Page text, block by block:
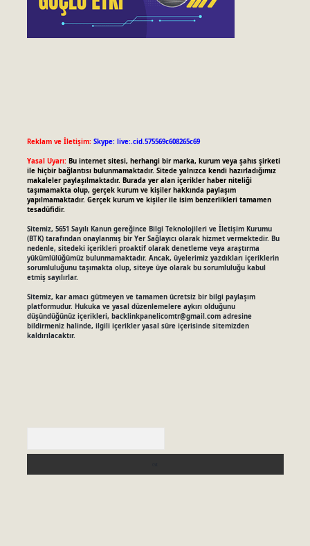
Reklam ve İletişim: Skype: live:.cid.575569c608265c69
Yasal Uyarı: Bu internet sitesi, herhangi bir marka, kurum veya şahıs şirketi
ile hiçbir bağlantısı bulunmamaktadır. Sitede yalnızca kendi hazırladığımız
makaleler paylaşılmaktadır. Burada yer alan içerikler haber niteliği
taşımamakta olup, gerçek kurum ve kişiler hakkında paylaşım
yapılmamaktadır. Gerçek kurum ve kişiler ile isim benzerlikleri tamamen
tesadüfidir.
Sitemiz, 5651 Sayılı Kanun gereğince Bilgi Teknolojileri ve İletişim Kurumu
(BTK) tarafından onaylanmış bir Yer Sağlayıcı olarak hizmet vermektedir. Bu
nedenle, sitedeki içerikleri proaktif olarak denetleme veya araştırma
yükümlülüğümüz bulunmamaktadır. Ancak, üyelerimiz yazdıkları içeriklerin
sorumluluğunu taşımakta olup, siteye üye olarak bu sorumluluğu kabul
etmiş sayılırlar.
Sitemiz, kar amacı gütmeyen ve tamamen ücretsiz bir bilgi paylaşım
platformudur. Hukuka ve yasal düzenlemelere aykırı olduğunu
düşündüğünüz içerikleri, backlinkpanelicomtr@gmail.comadresine
bildirmeniz halinde, ilgili içerikler yasal süre içerisinde sitemizden
kaldırılacaktır.